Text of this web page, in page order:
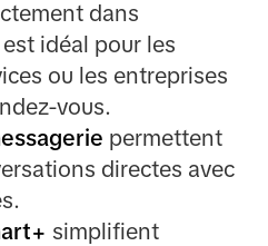
dans
idéal pour les
ou les entreprises
vous.
permettent
directes avec
simplifient